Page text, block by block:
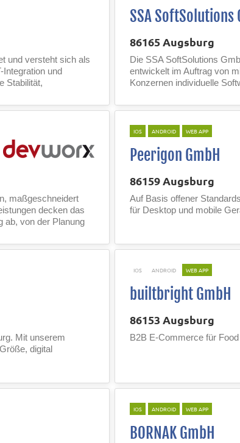
und versteht sich als
Integration und
Stabilität,
SSA SoftSolutions
86165 Augsburg
Die SSA SoftSolutions
entwickelt im Auftrag von
Konzernen individuelle
maßgeschneidert
decken das
ab, von der Planung
IOS ANDROID WEB APP
Peerigon GmbH
86159 Augsburg
Auf Basis offener
für Desktop und mobile
Mit unserem
digital
IOS ANDROID WEB APP
builtbright GmbH
86153 Augsburg
B2B E-Commerce für Food
IOS ANDROID WEB APP
BORNAK GmbH